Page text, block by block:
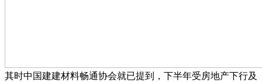
其时中国建建材料畅通协会就已提到，下半年受房地产下行及